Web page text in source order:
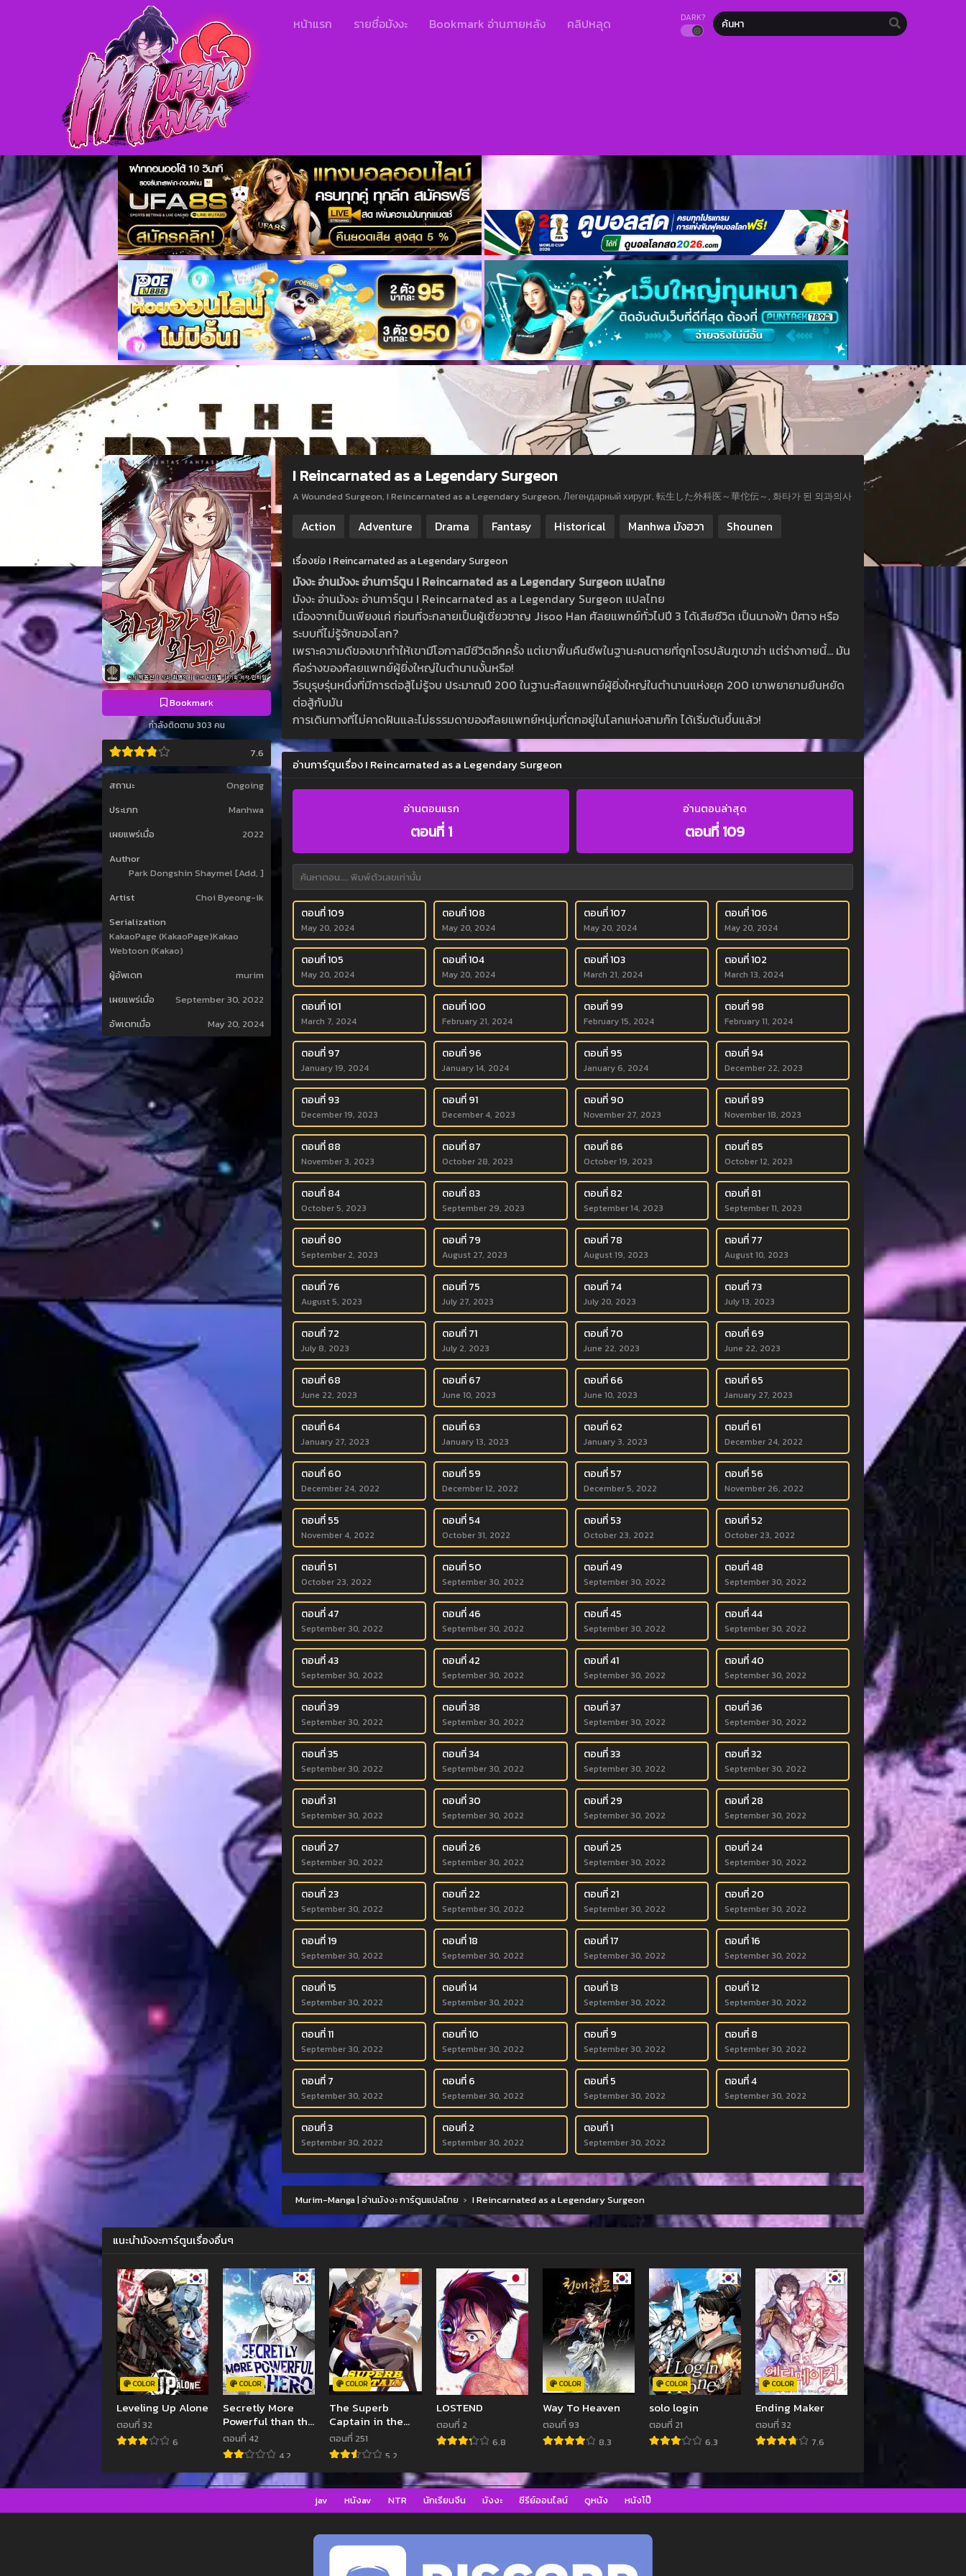
หน้าแรก รายชื่อมังงะ Bookmark อ่านภายหลัง คลิปหลุด DARK?
Bookmark
กำลังติดตาม 303 คน
7.6
สถานะ
Ongoing
ประเภท
Manhwa
เผยแพร่เมื่อ
2022
Author
Park Dongshin Shaymel [Add, ]
Artist
Choi Byeong-ik
Serialization
KakaoPage (KakaoPage)Kakao
Webtoon (Kakao)
ผู้อัพเดท
murim
เผยแพร่เมื่อ
September 30, 2022
อัพเดทเมื่อ
May 20, 2024
I Reincarnated as a Legendary Surgeon
A Wounded Surgeon, I Reincarnated as a Legendary Surgeon, Легендарный хирург, 転生した外科医～華佗伝～, 화타가 된 외과의사
Action Adventure Drama Fantasy Historical Manhwa มังฮวา Shounen
เรื่องย่อ I Reincarnated as a Legendary Surgeon
มังงะ อ่านมังงะ อ่านการ์ตูน I Reincarnated as a Legendary Surgeon แปลไทย
มังงะ อ่านมังงะ อ่านการ์ตูน I Reincarnated as a Legendary Surgeon แปลไทย
เนื่องจากเป็นเพียงแค่ ก่อนที่จะกลายเป็นผู้เชี่ยวชาญ Jisoo Han ศัลยแพทย์ทั่วไปปี 3 ได้เสียชีวิต เป็นนางฟ้า ปีศาจ หรือ
ระบบที่ไม่รู้จักของโลก?
เพราะความดีของเขาทำให้เขามีโอกาสมีชีวิตอีกครั้ง แต่เขาฟื้นคืนชีพในฐานะคนตายที่ถูกโจรปล้นภูเขาฆ่า แต่ร่างกายนี้… มัน
คือร่างของศัลยแพทย์ผู้ยิ่งใหญ่ในตำนานงั้นหรือ!
วีรบุรุษรุ่นหนึ่งที่มีการต่อสู้ไม่รู้จบ ประมาณปี 200 ในฐานะศัลยแพทย์ผู้ยิ่งใหญ่ในตำนานแห่งยุค 200 เขาพยายามยืนหยัด
ต่อสู้กับมัน
การเดินทางที่ไม่คาดฝันและไม่ธรรมดาของศัลยแพทย์หนุ่มที่ตกอยู่ในโลกแห่งสามก๊ก ได้เริ่มต้นขึ้นแล้ว!
อ่านการ์ตูนเรื่อง I Reincarnated as a Legendary Surgeon
อ่านตอนแรก
ตอนที่ 1
อ่านตอนล่าสุด
ตอนที่ 109
ตอนที่ 109
May 20, 2024
ตอนที่ 108
May 20, 2024
ตอนที่ 107
May 20, 2024
ตอนที่ 106
May 20, 2024
ตอนที่ 105
May 20, 2024
ตอนที่ 104
May 20, 2024
ตอนที่ 103
March 21, 2024
ตอนที่ 102
March 13, 2024
ตอนที่ 101
March 7, 2024
ตอนที่ 100
February 21, 2024
ตอนที่ 99
February 15, 2024
ตอนที่ 98
February 11, 2024
ตอนที่ 97
January 19, 2024
ตอนที่ 96
January 14, 2024
ตอนที่ 95
January 6, 2024
ตอนที่ 94
December 22, 2023
ตอนที่ 93
December 19, 2023
ตอนที่ 91
December 4, 2023
ตอนที่ 90
November 27, 2023
ตอนที่ 89
November 18, 2023
ตอนที่ 88
November 3, 2023
ตอนที่ 87
October 28, 2023
ตอนที่ 86
October 19, 2023
ตอนที่ 85
October 12, 2023
ตอนที่ 84
October 5, 2023
ตอนที่ 83
September 29, 2023
ตอนที่ 82
September 14, 2023
ตอนที่ 81
September 11, 2023
ตอนที่ 80
September 2, 2023
ตอนที่ 79
August 27, 2023
ตอนที่ 78
August 19, 2023
ตอนที่ 77
August 10, 2023
ตอนที่ 76
August 5, 2023
ตอนที่ 75
July 27, 2023
ตอนที่ 74
July 20, 2023
ตอนที่ 73
July 13, 2023
ตอนที่ 72
July 8, 2023
ตอนที่ 71
July 2, 2023
ตอนที่ 70
June 22, 2023
ตอนที่ 69
June 22, 2023
ตอนที่ 68
June 22, 2023
ตอนที่ 67
June 10, 2023
ตอนที่ 66
June 10, 2023
ตอนที่ 65
January 27, 2023
ตอนที่ 64
January 27, 2023
ตอนที่ 63
January 13, 2023
ตอนที่ 62
January 3, 2023
ตอนที่ 61
December 24, 2022
ตอนที่ 60
December 24, 2022
ตอนที่ 59
December 12, 2022
ตอนที่ 57
December 5, 2022
ตอนที่ 56
November 26, 2022
ตอนที่ 55
November 4, 2022
ตอนที่ 54
October 31, 2022
ตอนที่ 53
October 23, 2022
ตอนที่ 52
October 23, 2022
ตอนที่ 51
October 23, 2022
ตอนที่ 50
September 30, 2022
ตอนที่ 49
September 30, 2022
ตอนที่ 48
September 30, 2022
ตอนที่ 47
September 30, 2022
ตอนที่ 46
September 30, 2022
ตอนที่ 45
September 30, 2022
ตอนที่ 44
September 30, 2022
ตอนที่ 43
September 30, 2022
ตอนที่ 42
September 30, 2022
ตอนที่ 41
September 30, 2022
ตอนที่ 40
September 30, 2022
ตอนที่ 39
September 30, 2022
ตอนที่ 38
September 30, 2022
ตอนที่ 37
September 30, 2022
ตอนที่ 36
September 30, 2022
ตอนที่ 35
September 30, 2022
ตอนที่ 34
September 30, 2022
ตอนที่ 33
September 30, 2022
ตอนที่ 32
September 30, 2022
ตอนที่ 31
September 30, 2022
ตอนที่ 30
September 30, 2022
ตอนที่ 29
September 30, 2022
ตอนที่ 28
September 30, 2022
ตอนที่ 27
September 30, 2022
ตอนที่ 26
September 30, 2022
ตอนที่ 25
September 30, 2022
ตอนที่ 24
September 30, 2022
ตอนที่ 23
September 30, 2022
ตอนที่ 22
September 30, 2022
ตอนที่ 21
September 30, 2022
ตอนที่ 20
September 30, 2022
ตอนที่ 19
September 30, 2022
ตอนที่ 18
September 30, 2022
ตอนที่ 17
September 30, 2022
ตอนที่ 16
September 30, 2022
ตอนที่ 15
September 30, 2022
ตอนที่ 14
September 30, 2022
ตอนที่ 13
September 30, 2022
ตอนที่ 12
September 30, 2022
ตอนที่ 11
September 30, 2022
ตอนที่ 10
September 30, 2022
ตอนที่ 9
September 30, 2022
ตอนที่ 8
September 30, 2022
ตอนที่ 7
September 30, 2022
ตอนที่ 6
September 30, 2022
ตอนที่ 5
September 30, 2022
ตอนที่ 4
September 30, 2022
ตอนที่ 3
September 30, 2022
ตอนที่ 2
September 30, 2022
ตอนที่ 1
September 30, 2022
Murim-Manga | อ่านมังงะ การ์ตูนแปลไทย › I Reincarnated as a Legendary Surgeon
แนะนำมังงะการ์ตูนเรื่องอื่นๆ
COLOR
Leveling Up Alone
ตอนที่ 32
6
COLOR
Secretly More
Powerful than the
Hero
ตอนที่ 42
4.2
COLOR
The Superb
Captain in the
City
ตอนที่ 251
5.2
LOSTEND
ตอนที่ 2
6.8
COLOR
Way To Heaven
ตอนที่ 93
8.3
COLOR
solo login
ตอนที่ 21
6.3
COLOR
Ending Maker
ตอนที่ 32
7.6
jav หนังav NTR นักเรียนจีน มังงะ ซีรีย์ออนไลน์ ดูหนัง หนังโป๊